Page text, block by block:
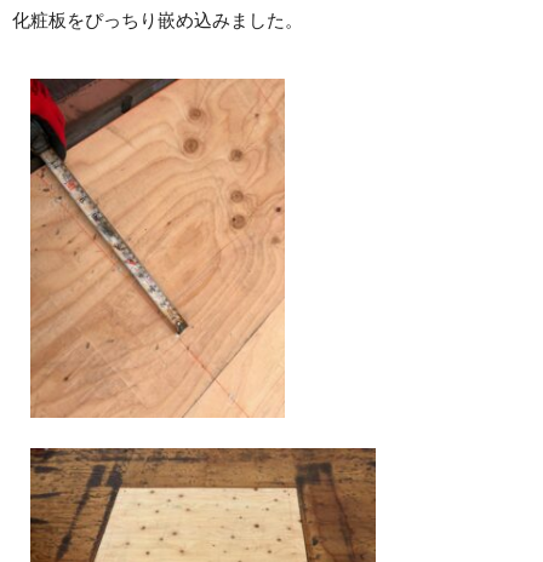
化粧板をぴっちり嵌め込みました。